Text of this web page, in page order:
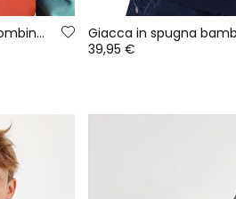
Giacca in felpa bambino verde combinata color block
39,95 €